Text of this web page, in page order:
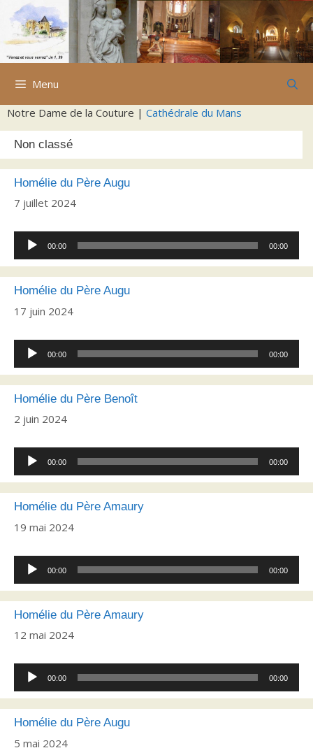
Aller
contenu
Menu
Notre Dame de la Couture | Cathédrale du Mans
Non classé
Homélie du Père Augu
7 juillet 2024
Lecteur
audio
00:00 00:00
Homélie du Père Augu
17 juin 2024
Lecteur
audio
00:00 00:00
Homélie du Père Benoît
2 juin 2024
Lecteur
audio
00:00 00:00
Homélie du Père Amaury
19 mai 2024
Lecteur
audio
00:00 00:00
Homélie du Père Amaury
12 mai 2024
Lecteur
audio
00:00 00:00
Homélie du Père Augu
5 mai 2024